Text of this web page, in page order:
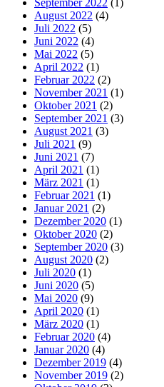
September 2022 (1)
August 2022 (4)
Juli 2022 (5)
Juni 2022 (4)
Mai 2022 (5)
April 2022 (1)
Februar 2022 (2)
November 2021 (1)
Oktober 2021 (2)
September 2021 (3)
August 2021 (3)
Juli 2021 (9)
Juni 2021 (7)
April 2021 (1)
März 2021 (1)
Februar 2021 (1)
Januar 2021 (2)
Dezember 2020 (1)
Oktober 2020 (2)
September 2020 (3)
August 2020 (2)
Juli 2020 (1)
Juni 2020 (5)
Mai 2020 (9)
April 2020 (1)
März 2020 (1)
Februar 2020 (4)
Januar 2020 (4)
Dezember 2019 (4)
November 2019 (2)